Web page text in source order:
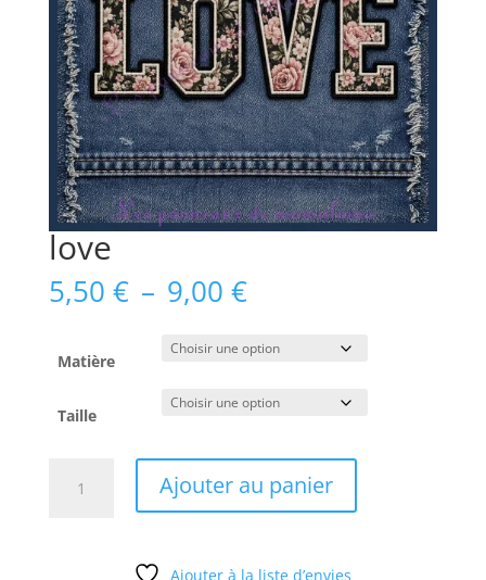
love
5,50 € – 9,00 €Plage
de
prix :
5,50 €
à
9,00 €
Matière
Taille
Ajouter au panier
Ajouter à la liste d’envies